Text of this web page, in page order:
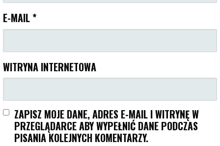
E-MAIL *
WITRYNA INTERNETOWA
ZAPISZ MOJE DANE, ADRES E-MAIL I WITRYNĘ W
PRZEGLĄDARCE ABY WYPEŁNIĆ DANE PODCZAS
PISANIA KOLEJNYCH KOMENTARZY.